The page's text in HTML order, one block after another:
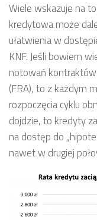
Wiele wskazuje na
kredytowa może
ułatwienia w
KNF. Jeśli bowiem
notowań
(FRA), to z każdym
rozpoczęcia cyklu
dojdzie, to kredyty
na dostęp do
nawet w drugiej